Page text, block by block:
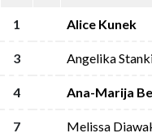
1 Alice Kunek
3 Angelika
4 Ana-Marija
7 Melissa
1 Alice Kunek
3 Angelika
4 Ana-Marija
7 Melissa